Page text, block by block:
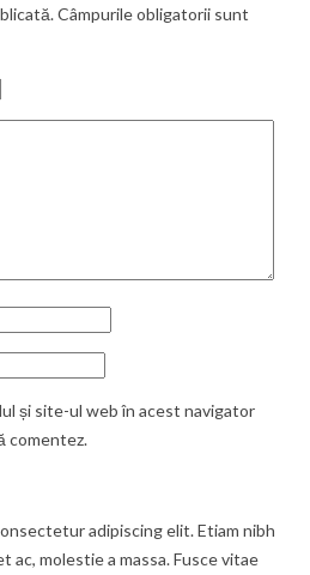
Câmpurile obligatorii sunt
și site-ul web în acest navigator
comentez.
adipiscing elit. Etiam nibh
ac, molestie a massa. Fusce vitae